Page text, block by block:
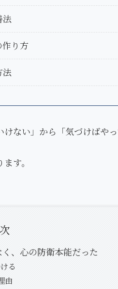
法
り方
法
ない」から「気づけばやっ
す。
、心の防衛本能だった
る
由